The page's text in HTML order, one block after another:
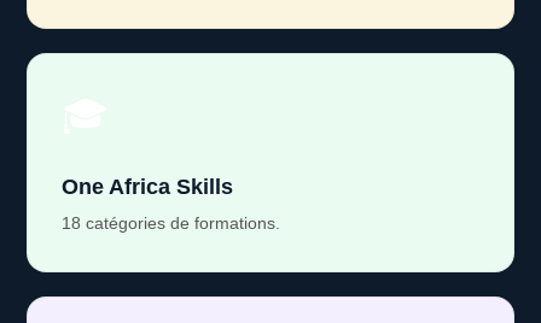
One Africa Skills
18 catégories de formations.